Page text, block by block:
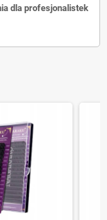
dla profesjonalistek